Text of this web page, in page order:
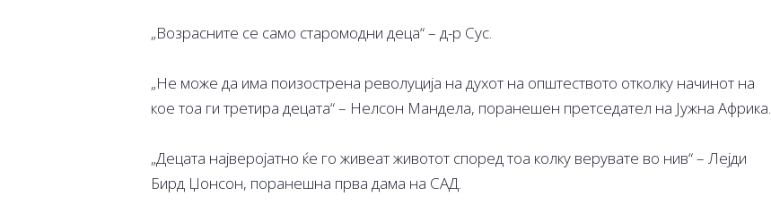
„Возрасните се само старомодни деца“ – д-р Сус.
„Не може да има поизострена револуција на духот на општеството отколку начинот на
кое тоа ги третира децата“ – Нелсон Мандела, поранешен претседател на Јужна Африка.
„Децата најверојатно ќе го живеат животот според тоа колку верувате во нив“ – Лејди
Бирд Џонсон, поранешна прва дама на САД.